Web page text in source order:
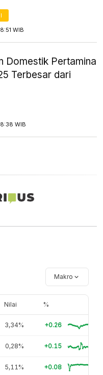
WIB
Domestik Pertamina
Terbesar dari
WIB
Makro
Nilai %
3,34% +0.26
0,28% +0.15
5,11% +0.08